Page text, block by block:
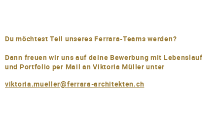
Du möchtest Teil unseres Ferrara-Teams werden?
Dann freuen wir uns auf deine Bewerbung mit Lebenslauf
und Portfolio per Mail an Viktoria Müller unter
viktoria.mueller@ferrara-architekten.ch